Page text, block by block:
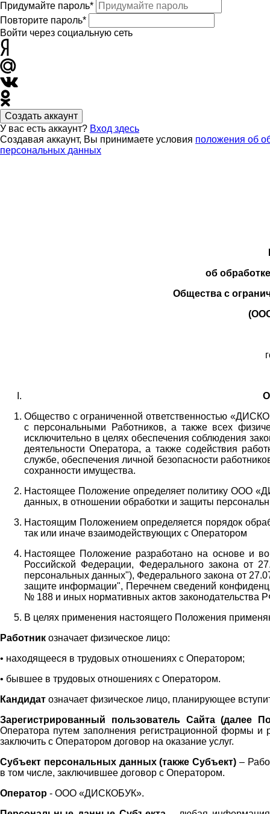
Придумайте пароль*
Повторите пароль*
Войти через социальную сеть
Создать аккаунт
У вас есть аккаунт? Вход здесь
Создавая аккаунт, Вы принимаете условия положения об
персональных данных
об
Общества с
Общество с ограниченной ответственностью
с персональными Работников, а также всех
исключительно в целях обеспечения соблюдения
деятельности Оператора,а также содействия
службе, обеспечения личной безопасности
сохранности имущества.
Настоящее Положение определяет политику ООО
данных, в отношении обработки и защиты
Настоящим Положением определяется порядок
так или иначе взаимодействующих с Оператором
Настоящее Положение разработано на основе и во
Российской Федерации, Федерального закона
персональных данных"), Федерального закона от
защите информации", Перечнем сведений
№ 188 и иных нормативных актов законодательства
В целях применения настоящего Положения
Работник означает физическое лицо:
• находящееся в трудовых отношениях с Оператором;
• бывшее в трудовых отношениях с Оператором.
Кандидат означает физическое лицо, планирующее
Зарегистрированный пользователь Сайта (далее
Оператора путем заполнения регистрационной формы и
заключить с Оператором договор на оказание услуг.
Субъект персональных данных (также Субъект) –
в том числе, заключившее договор с Оператором.
Оператор - ООО «ДИСКОБУК».